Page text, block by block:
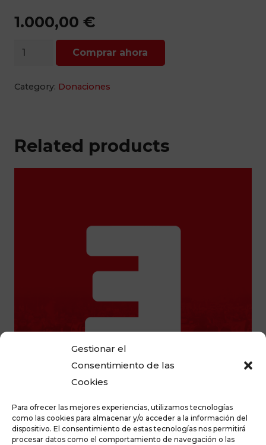
Gestionar el
Consentimiento de las
Cookies
Para ofrecer las mejores experiencias, utilizamos tecnologías
como las cookies para almacenar y/o acceder a la información del
dispositivo. El consentimiento de estas tecnologías nos permitirá
procesar datos como el comportamiento de navegación o las
1.000,00 €
Donación
Comprar ahora
Category: Donaciones
Related products
Donación (500€)
500,00€